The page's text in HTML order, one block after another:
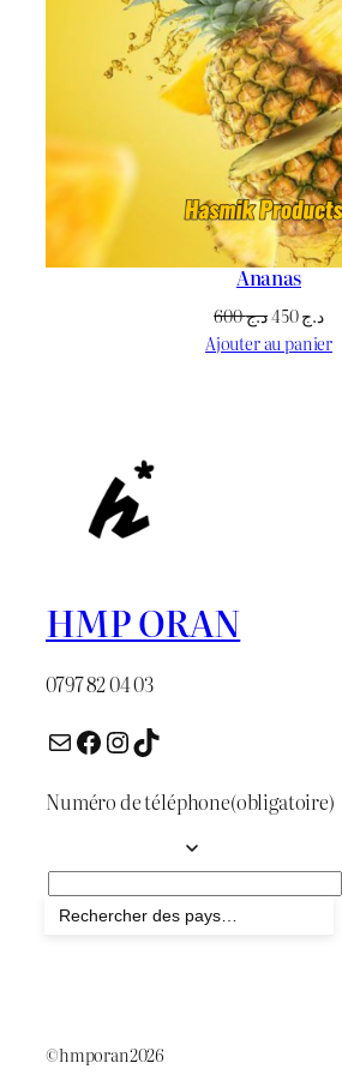
Ananas
د.ج600
Le
prix
د.ج450
Le
prix
Ajouter au panier
HMP ORAN
0797 82 04 03
E-mail Facebook InstagramTikTok
Numéro de téléphone(obligatoire)
Envoyer
©hmporan2026